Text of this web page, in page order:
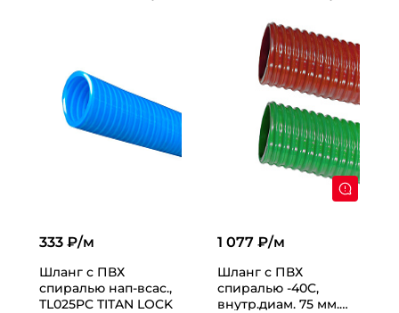
333 ₽/м
Шланг с ПВХ
спиралью нап-всас.,
TL025PC TITAN LOCK
1 077 ₽/м
Шланг с ПВХ
спиралью -40C,
внутр.диам. 75 мм.